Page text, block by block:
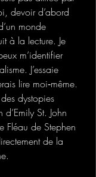
devoir d’abord
monde
à la lecture. Je
m’identifier
J’essaie
lire moi‑même.
dystopies
St. John
Fléau de Stephen
de la